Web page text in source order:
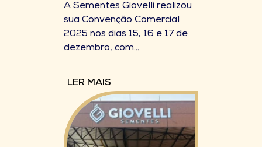
A Sementes Giovelli realizou
sua Convenção Comercial
2025 nos dias 15, 16 e 17 de
dezembro, com...
LER MAIS